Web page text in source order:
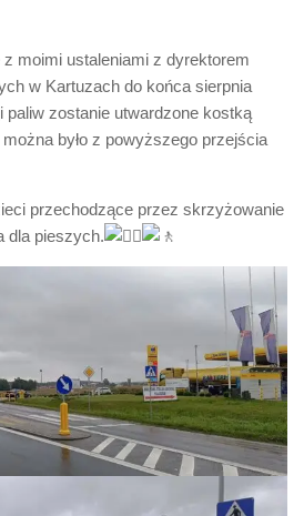
moimi ustaleniami z dyrektorem
w Kartuzach do końca sierpnia
paliw zostanie utwardzone kostką
było z powyższego przejścia
przechodzące przez skrzyżowanie
dla pieszych.